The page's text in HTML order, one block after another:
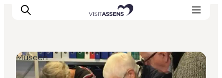
Museen